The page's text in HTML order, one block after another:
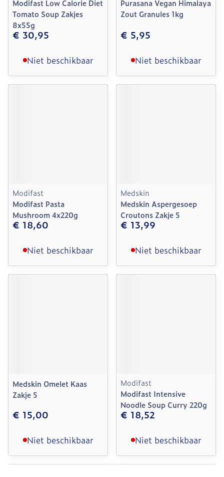
Modifast Low Calorie Diet
Tomato Soup Zakjes
8x55g
€ 30,95
Niet beschikbaar
Purasana Vegan Himalaya
Zout Granules 1kg
€ 5,95
Niet beschikbaar
Modifast
Modifast Pasta
Mushroom 4x220g
€ 18,60
Niet beschikbaar
Medskin
Medskin Aspergesoep
Croutons Zakje 5
€ 13,99
Niet beschikbaar
Medskin Omelet Kaas
Zakje 5
€ 15,00
Niet beschikbaar
Modifast
Modifast Intensive
Noodle Soup Curry 220g
€ 18,52
Niet beschikbaar